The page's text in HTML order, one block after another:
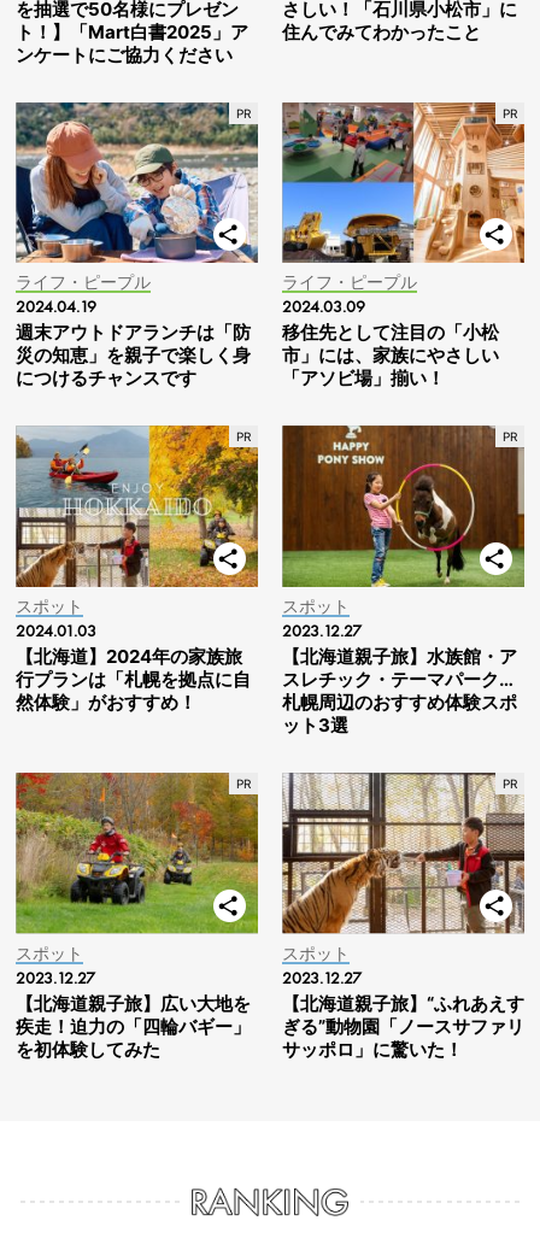
を抽選で50名様にプレゼン
ト！】「Mart白書2025」ア
ンケートにご協力ください
さしい！「石川県小松市」に
住んでみてわかったこと
ライフ・ピープル
2024.04.19
週末アウトドアランチは「防
災の知恵」を親子で楽しく身
につけるチャンスです
ライフ・ピープル
2024.03.09
移住先として注目の「小松
市」には、家族にやさしい
「アソビ場」揃い！
スポット
2024.01.03
【北海道】2024年の家族旅
行プランは「札幌を拠点に自
然体験」がおすすめ！
スポット
2023.12.27
【北海道親子旅】水族館・ア
スレチック・テーマパーク…
札幌周辺のおすすめ体験スポ
ット3選
スポット
2023.12.27
【北海道親子旅】広い大地を
疾走！迫力の「四輪バギー」
を初体験してみた
スポット
2023.12.27
【北海道親子旅】“ふれあえす
ぎる”動物園「ノースサファリ
サッポロ」に驚いた！